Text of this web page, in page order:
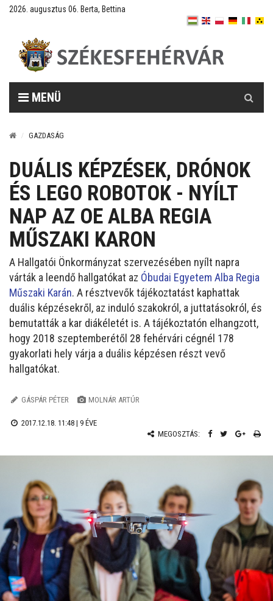
2026. augusztus 06. Berta, Bettina
MENÜ
GAZDASÁG
DUÁLIS KÉPZÉSEK, DRÓNOK
ÉS LEGO ROBOTOK - NYÍLT
NAP AZ OE ALBA REGIA
MŰSZAKI KARON
A Hallgatói Önkormányzat szervezésében nyílt napra
várták a leendő hallgatókat az Óbudai Egyetem Alba Regia
Műszaki Karán. A résztvevők tájékoztatást kaphattak
duális képzésekről, az induló szakokról, a juttatásokról, és
bemutatták a kar diákéletét is. A tájékoztatón elhangzott,
hogy 2018 szeptemberétől 28 fehérvári cégnél 178
gyakorlati hely várja a duális képzésen részt vevő
hallgatókat.
GÁSPÁR PÉTER MOLNÁR ARTÚR
2017.12.18. 11:48 | 9 ÉVE
MEGOSZTÁS: